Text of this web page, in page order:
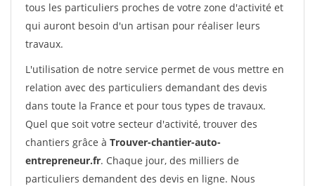
tous les particuliers proches de votre zone d'activité et
qui auront besoin d'un artisan pour réaliser leurs
travaux.
L'utilisation de notre service permet de vous mettre en
relation avec des particuliers demandant des devis
dans toute la France et pour tous types de travaux.
Quel que soit votre secteur d'activité, trouver des
chantiers grâce à Trouver-chantier-auto-
entrepreneur.fr. Chaque jour, des milliers de
particuliers demandent des devis en ligne. Nous